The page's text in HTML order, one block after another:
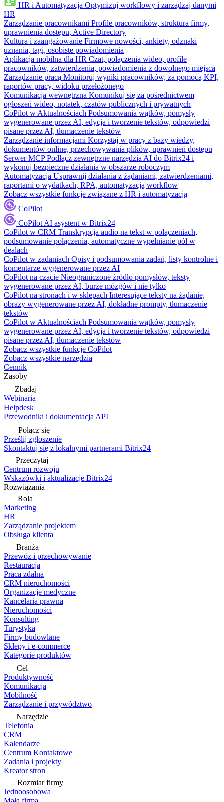
HR i Automatyzacja Optymizuj workflowy i zarządzaj danymi
HR
Zarządzanie pracownikami Profile pracowników, struktura firmy,
uprawnienia dostępu, Active Directory
Kultura i zaangażowanie Firmowe nowości, ankiety, odznaki
uznania, tagi, osobiste powiadomienia
Aplikacja mobilna dla HR Czat, połączenia wideo, profile
pracowników, zatwierdzenia, powiadomienia z dowolnego miejsca
Zarządzanie pracą Monitoruj wyniki pracowników, za pomocą KPI,
raportów pracy, widoku przełożonego
Komunikacja wewnętrzna Komunikuj się za pośrednictwem
ogłoszeń wideo, notatek, czatów publicznych i prywatnych
CoPilot w Aktualnościach Podsumowania wątków, pomysły
wygenerowane przez AI, edycja i tworzenie tekstów, odpowiedzi
pisane przez AI, tłumaczenie tekstów
Zarządzanie informacjami Korzystaj w pracy z bazy wiedzy,
dokumentów online, przechowywania plików, uprawnień dostępu
Serwer MCP Podłącz zewnętrzne narzędzia AI do Bitrix24 i
wykonuj bezpieczne działania w obszarze roboczym
Automatyzacja Usprawnij działania z żądaniami, zatwierdzeniami,
raportami o wydatkach, RPA, automatyzacją workflow
Zobacz wszystkie funkcje związane z HR i automatyzacją
CoPilot
CoPilot AI asystent w Bitrix24
CoPilot w CRM Transkrypcja audio na tekst w połączeniach,
podsumowanie połączenia, automatyczne wypełnianie pól w
dealach
CoPilot w zadaniach Opisy i podsumowania zadań, listy kontrolne i
komentarze wygenerowane przez AI
CoPilot na czacie Nieograniczone źródło pomysłów, teksty
wygenerowane przez AI, burze mózgów i nie tylko
CoPilot na stronach i w sklepach Interesujące teksty na żądanie,
obrazy wygenerowane przez AI, dokładne prompty, tłumaczenie
tekstów
CoPilot w Aktualnościach Podsumowania wątków, pomysły
wygenerowane przez AI, edycja i tworzenie tekstów, odpowiedzi
pisane przez AI, tłumaczenie tekstów
Zobacz wszystkie funkcje CoPilot
Zobacz wszystkie narzędzia
Cennik
Zasoby
Zbadaj
Webinaria
Helpdesk
Przewodniki i dokumentacja API
Połącz się
Prześlij zgłoszenie
Skontaktuj się z lokalnymi partnerami Bitrix24
Przeczytaj
Centrum rozwoju
Wskazówki i aktualizacje Bitrix24
Rozwiązania
Rola
Marketing
HR
Zarządzanie projektem
Obsługa klienta
Branża
Przewóz i przechowywanie
Restauracja
Praca zdalna
CRM nieruchomości
Organizacje medyczne
Kancelaria prawna
Nieruchomości
Konsulting
Turystyka
Firmy budowlane
Sklepy i e-commerce
Kategorie produktów
Cel
Produktywność
Komunikacja
Mobilność
Zarządzanie i przywództwo
Narzędzie
Telefonia
CRM
Kalendarze
Centrum Kontaktowe
Zadania i projekty
Kreator stron
Rozmiar firmy
Jednoosobowa